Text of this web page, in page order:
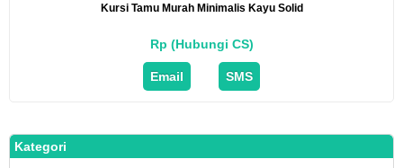
Kursi Tamu Murah Minimalis Kayu Solid
Rp (Hubungi CS)
Email SMS
Kategori